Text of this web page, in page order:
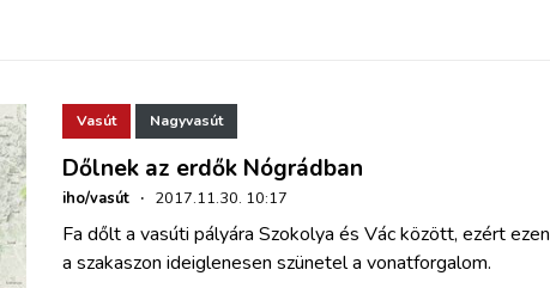
Vasút Nagyvasút
Dőlnek az erdők Nógrádban
iho/vasút · 2017.11.30. 10:17
Fa dőlt a vasúti pályára Szokolya és Vác között, ezért ezen
a szakaszon ideiglenesen szünetel a vonatforgalom.